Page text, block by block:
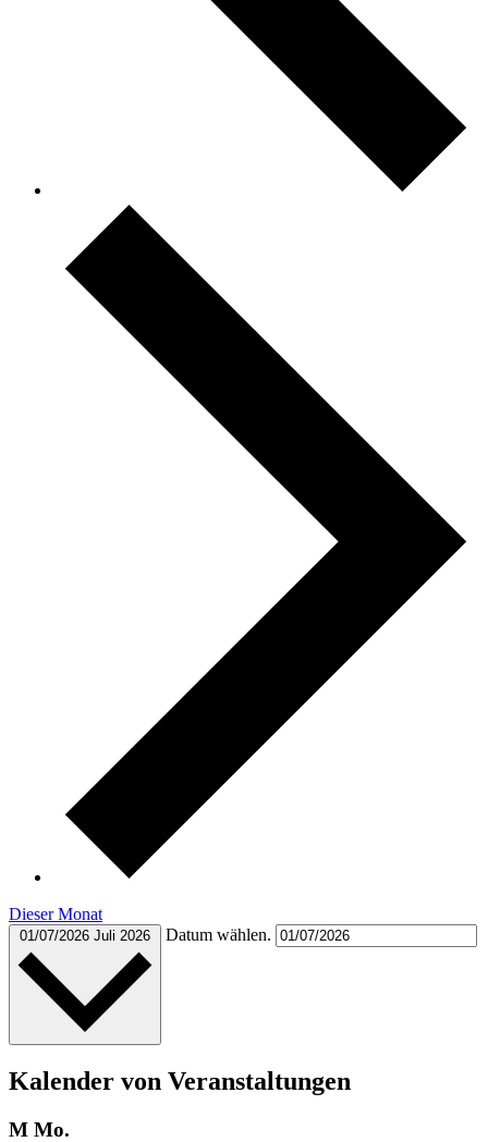
Dieser Monat
01/07/2026 Juli 2026 Datum wählen.
Kalender von Veranstaltungen
M Mo.